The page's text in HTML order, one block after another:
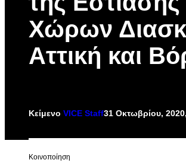
Χώρων
Αττική και
Κείμενο VICE Staff31 Οκτωβρίου,
Kοινοποίηση